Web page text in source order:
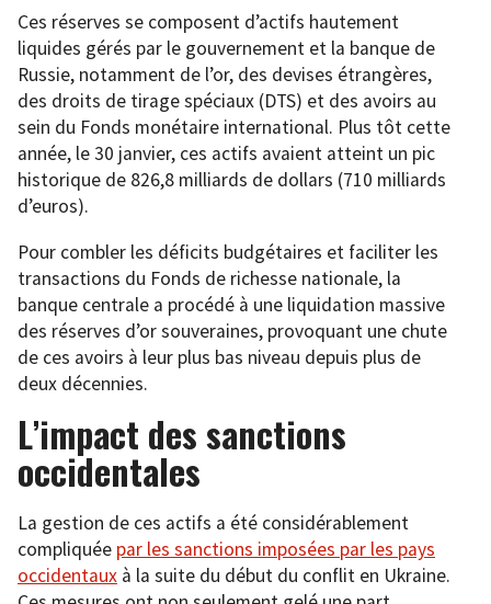
Ces réserves se composent d’actifs hautement
liquides gérés par le gouvernement et la banque de
Russie, notamment de l’or, des devises étrangères,
des droits de tirage spéciaux (DTS) et des avoirs au
sein du Fonds monétaire international. Plus tôt cette
année, le 30 janvier, ces actifs avaient atteint un pic
historique de 826,8 milliards de dollars (710 milliards
d’euros).
Pour combler les déficits budgétaires et faciliter les
transactions du Fonds de richesse nationale, la
banque centrale a procédé à une liquidation massive
des réserves d’or souveraines, provoquant une chute
de ces avoirs à leur plus bas niveau depuis plus de
deux décennies.
L’impact des sanctions
occidentales
La gestion de ces actifs a été considérablement
compliquée par les sanctions imposées par les pays
occidentaux à la suite du début du conflit en Ukraine.